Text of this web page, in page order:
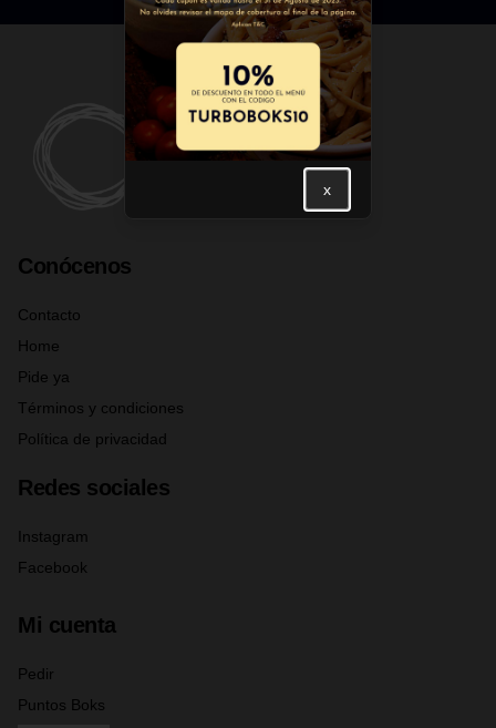
Conócenos
Contacto
Home
Pide ya
Términos y condiciones
Política de privacidad
Redes sociales
Instagram
Facebook
Mi cuenta
Pedir
Puntos Boks
x